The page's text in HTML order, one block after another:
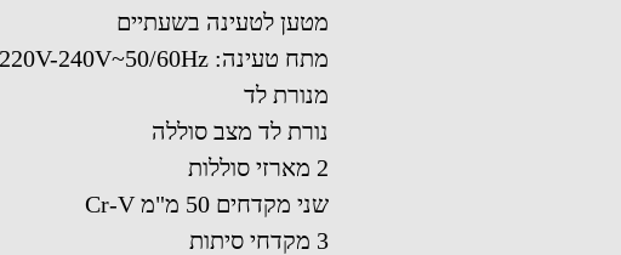
מטען לטעינה בשעתיים
מתח טעינה: 220V-240V~50/60Hz
מנורת לד
נורת לד מצב סוללה
2 מארזי סוללות
שני מקדחים 50 מ"מ Cr-V
3 מקדחי סיתות